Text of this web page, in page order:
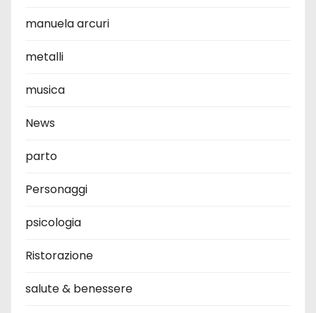
manuela arcuri
metalli
musica
News
parto
Personaggi
psicologia
Ristorazione
salute & benessere